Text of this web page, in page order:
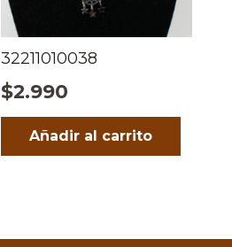
32211010038
$2.990
Añadir al carrito